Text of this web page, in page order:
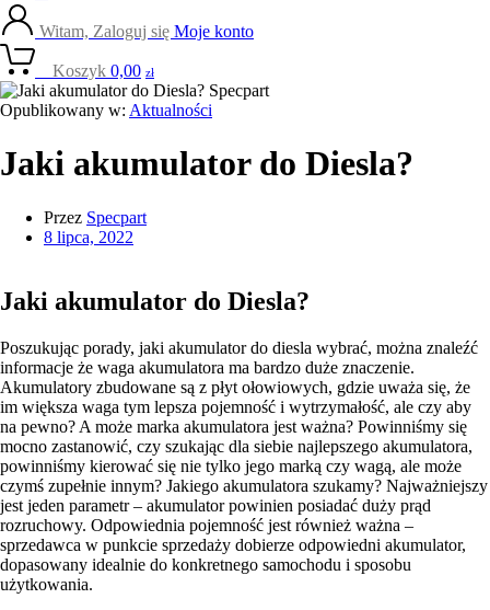
Witam, Zaloguj się Moje konto
Koszyk 0,00 zł
Opublikowany w: Aktualności
Jaki akumulator do Diesla?
Przez Specpart
8 lipca, 2022
Jaki akumulator do Diesla?
Poszukując porady, jaki akumulator do diesla wybrać, można znaleźć
informacje że waga akumulatora ma bardzo duże znaczenie.
Akumulatory zbudowane są z płyt ołowiowych, gdzie uważa się, że
im większa waga tym lepsza pojemność i wytrzymałość, ale czy aby
na pewno? A może marka akumulatora jest ważna? Powinniśmy się
mocno zastanowić, czy szukając dla siebie najlepszego akumulatora,
powinniśmy kierować się nie tylko jego marką czy wagą, ale może
czymś zupełnie innym? Jakiego akumulatora szukamy? Najważniejszy
jest jeden parametr – akumulator powinien posiadać duży prąd
rozruchowy. Odpowiednia pojemność jest również ważna –
sprzedawca w punkcie sprzedaży dobierze odpowiedni akumulator,
dopasowany idealnie do konkretnego samochodu i sposobu
użytkowania.